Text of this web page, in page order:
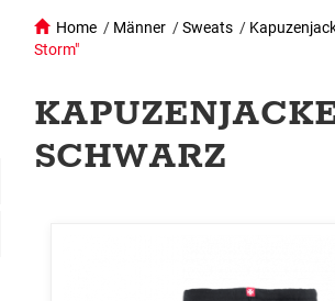
Home / Männer /Sweats /
Storm"
SCHWARZ